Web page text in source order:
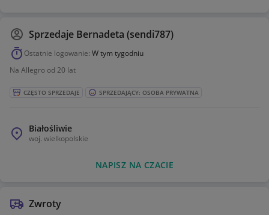
Sprzedaje Bernadeta (sendi787)
Ostatnie logowanie: W tym tygodniu
Na Allegro od 20 lat
CZĘSTO SPRZEDAJE SPRZEDAJĄCY: OSOBA PRYWATNA
Białośliwie
woj. wielkopolskie
NAPISZ NA CZACIE
Zwroty